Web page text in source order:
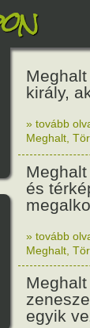
király,
» tovább
Meghalt
és
» tovább
Meghalt
egyik